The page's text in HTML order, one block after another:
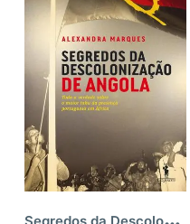
S
egredos da Descolonização de Angola